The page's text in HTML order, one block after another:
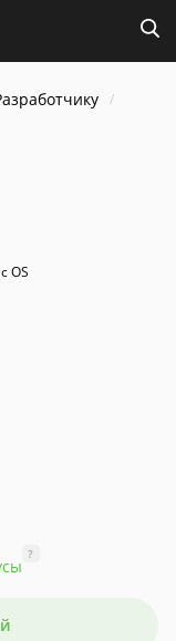
OS
?